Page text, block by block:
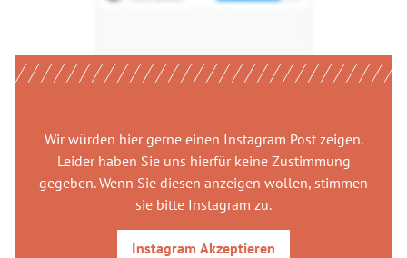
Wir würden hier gerne einen Instagram Postzeigen.
Leider haben Sie uns hierfür keine Zustimmung
gegeben. Wenn Sie diesen anzeigen wollen, stimmen
sie bitte Instagram zu.
Instagram Akzeptieren